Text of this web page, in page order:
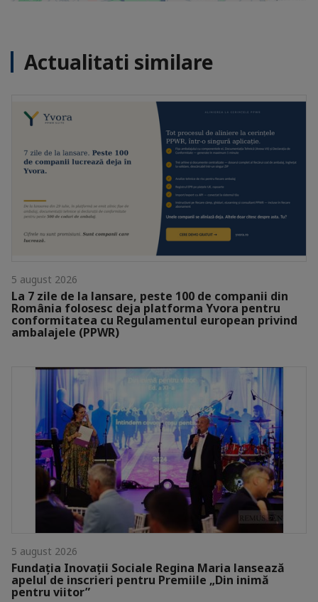
Actualitati similare
5 august 2026
La 7 zile de la lansare, peste 100 de companii din
România folosesc deja platforma Yvora pentru
conformitatea cu Regulamentul european privind
ambalajele (PPWR)
5 august 2026
Fundația Inovații Sociale Regina Maria lansează
apelul de inscrieri pentru Premiile „Din inimă
pentru viitor”